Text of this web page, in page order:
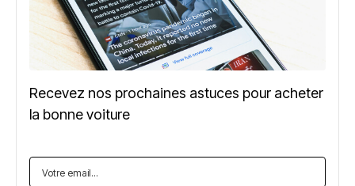
Recevez nos prochaines astuces pour acheter
la bonne voiture